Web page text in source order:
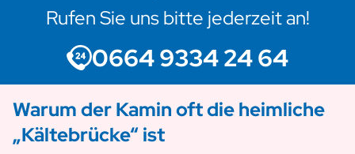
Rufen Sie uns bitte jederzeit an!
0664 9334 24 64
Warum der Kamin oft die heimliche
„Kältebrücke“ ist